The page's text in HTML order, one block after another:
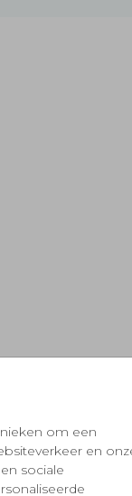
om een
en
sociale